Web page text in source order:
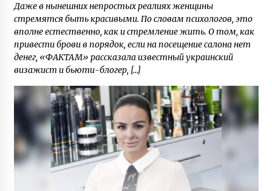
Даже в нынешних непростых реалиях женщины
стремятся быть красивыми. По словам психологов, это
вполне естественно, как и стремление жить. О том, как
привести брови в порядок, если на посещение салона нет
денег, «ФАКТАМ» рассказала известный украинский
визажист и бьюти-блогер, […]